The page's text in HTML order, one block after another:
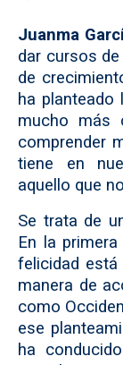
Juanma
dar cursos
de
ha
mucho más
comprender
tiene en
aquello que
Se trata de
En la
felicidad
manera de
como
ese
ha